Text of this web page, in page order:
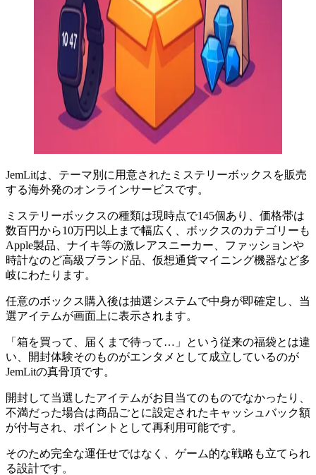
JemLitは、テーマ別に用意されたミステリーボックスを販売
する海外発のオンラインサービスです。
ミステリーボックスの種類は現時点で145個あり、価格帯は
数百円から10万円以上まで幅広く、ボックスのカテゴリーも
Apple製品、ナイキ等の激レアスニーカー、ファッションや
時計なのど高級ブランド品、仮想通貨マイニング機器など多
岐にわたります。
任意のボックス購入後は抽選システムで中身が即確定し、当
選アイテムが画面上に表示されます。
「箱を買って、届くまで待って…」という従来の福袋とは違
い、開封体験そのものがエンタメとして成立しているのが
JemLitの真骨頂です。
開封して当選したアイテムがお目当てのものでなかったり、
不満だった場合は商品ごとに設定されたキャッシュバック額
が付与され、ポイントとして再利用可能です。
そのため完全な運任せではなく、ゲーム的な戦略も立てられ
る設計です。